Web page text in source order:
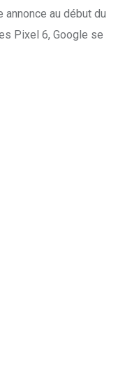
au début du
Pixel 6, Google se